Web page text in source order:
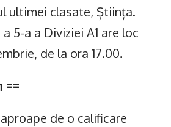
ultimei clasate, Știința.
5-a a Diviziei A1 are loc
de la ora 17.00.
==
de o calificare